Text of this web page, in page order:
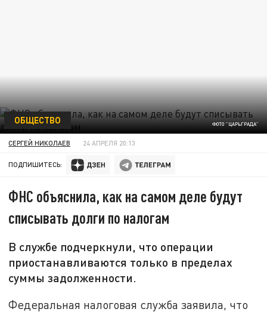
ФОТО "ЦАРЬГРАДА"
ОБЩЕСТВО
СЕРГЕЙ НИКОЛАЕВ 24 АПРЕЛЯ 20:13
ПОДПИШИТЕСЬ:
ФНС объяснила, как на самом деле будут
списывать долги по налогам
В службе подчеркнули, что операции
приостанавливаются только в пределах
суммы задолженности.
Федеральная налоговая служба заявила, что